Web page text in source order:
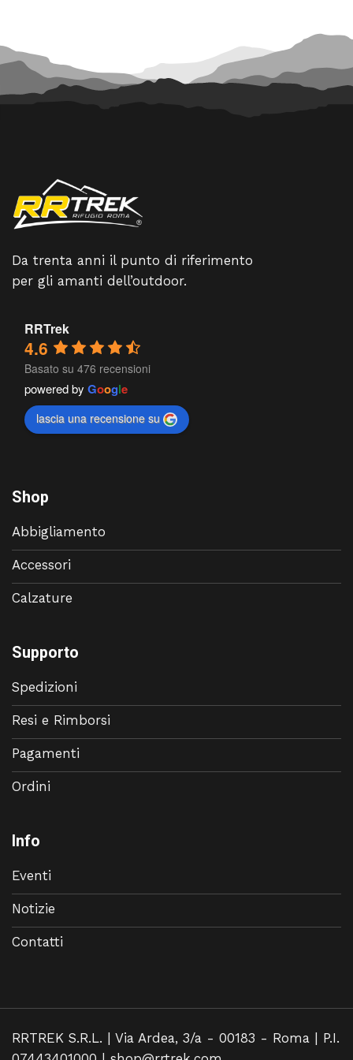
Da trenta anni il punto di riferimento
per gli amanti dell’outdoor.
RRTrek
4.6
Basato su 476 recensioni
powered by Google
lascia una recensione su
Shop
Abbigliamento
Accessori
Calzature
Supporto
Spedizioni
Resi e Rimborsi
Pagamenti
Ordini
Info
Eventi
Notizie
Contatti
RRTREK S.R.L. | Via Ardea, 3/a - 00183 - Roma | P.I.